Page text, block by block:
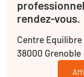
rendez-vous.
Centre
38000 Grenoble